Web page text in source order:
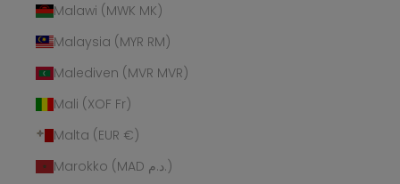
Malawi (MWK MK)
Malaysia (MYR RM)
Malediven (MVR MVR)
Mali (XOF Fr)
Malta (EUR €)
Marokko (MAD د.م.)